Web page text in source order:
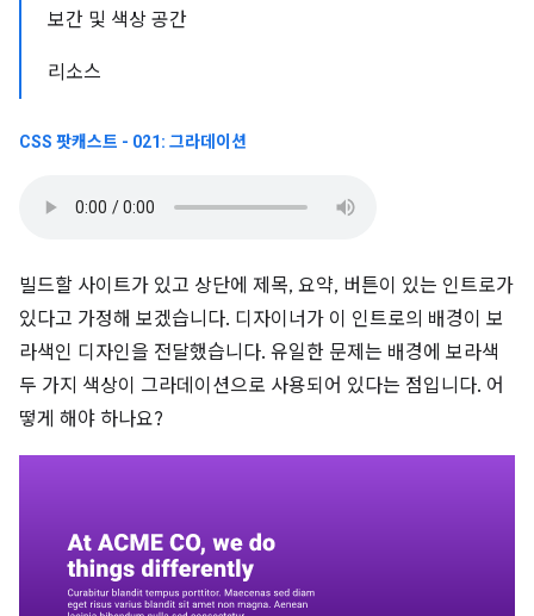
보간 및 색상 공간
리소스
CSS 팟캐스트 - 021: 그라데이션
빌드할 사이트가 있고 상단에 제목, 요약, 버튼이 있는 인트로가
있다고 가정해 보겠습니다. 디자이너가 이 인트로의 배경이 보
라색인 디자인을 전달했습니다. 유일한 문제는 배경에 보라색
두 가지 색상이 그라데이션으로 사용되어 있다는 점입니다. 어
떻게 해야 하나요?